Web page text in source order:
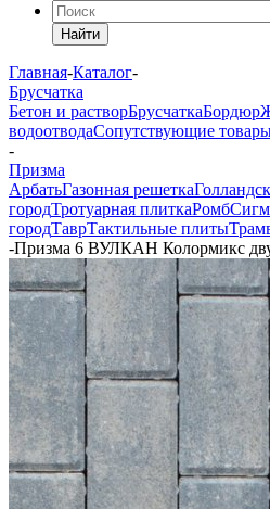
Найти
Главная-Каталог-
Брусчатка
Бетон и растворБрусчаткаБордюр
водоотводаСопутствующие
-
Призма
АрбатьГазонная решетка
городТротуарная плиткаРомб
городТаврТактильные плиты
-Призма 6 ВУЛКАН Колормикс